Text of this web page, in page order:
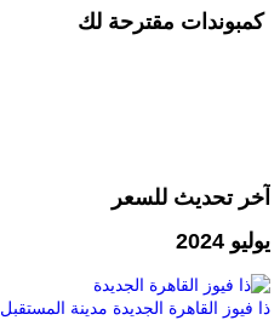
كمبوندات مقترحة لك
آخر تحديث للسعر
يوليو 2024
ذا فيوز القاهرة الجديدة مدينة المستقبل